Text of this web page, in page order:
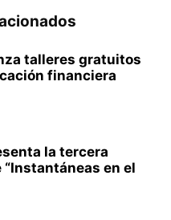
talleres gratuitos
financiera
la tercera
en el